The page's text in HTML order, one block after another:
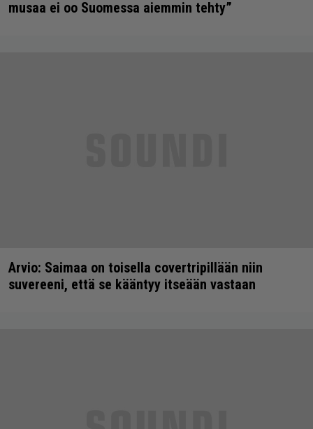
musaa ei oo Suomessa aiemmin tehty”
Arvio: Saimaa on toisella covertripillään niin
suvereeni, että se kääntyy itseään vastaan